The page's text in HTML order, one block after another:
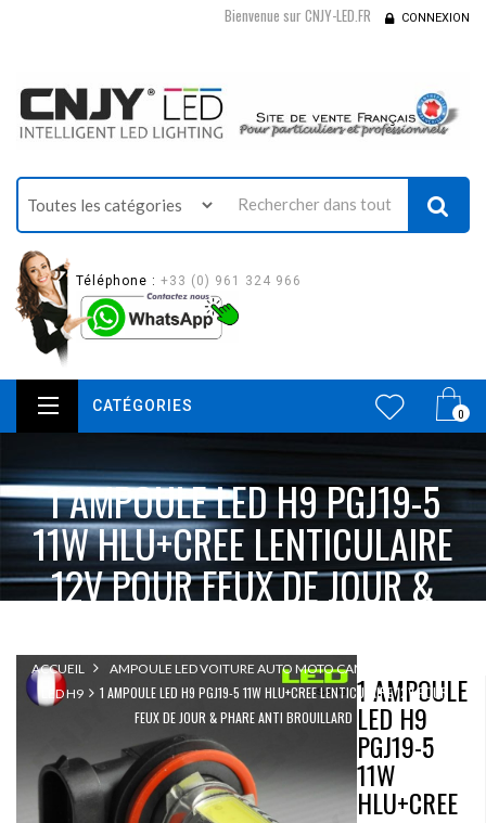
Bienvenue sur CNJY-LED.FR CONNEXION
Téléphone : +33 (0) 961 324 966
0
CATÉGORIES
1 AMPOULE LED H9 PGJ19-5
11W HLU+CREE LENTICULAIRE
12V POUR FEUX DE JOUR &
ACCUEIL
AMPOULE LED VOITURE AUTO MOTO CAMION 12V 24V
LED H9
1 AMPOULE LED H9 PGJ19-5 11W HLU+CREE LENTICULAIRE 12V POUR
FEUX DE JOUR & PHARE ANTI BROUILLARD
1 AMPOULE
LED H9
PGJ19-5
11W
HLU+CREE